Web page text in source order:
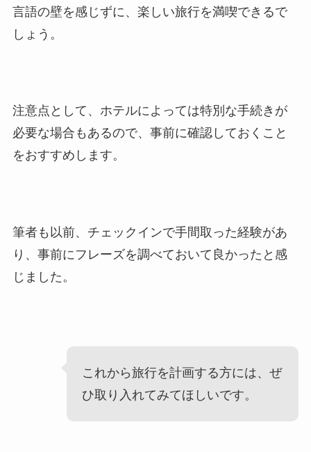
言語の壁を感じずに、楽しい旅行を満喫できるで
しょう。
注意点として、ホテルによっては特別な手続きが
必要な場合もあるので、事前に確認しておくこと
をおすすめします。
筆者も以前、チェックインで手間取った経験があ
り、事前にフレーズを調べておいて良かったと感
じました。
これから旅行を計画する方には、ぜ
ひ取り入れてみてほしいです。